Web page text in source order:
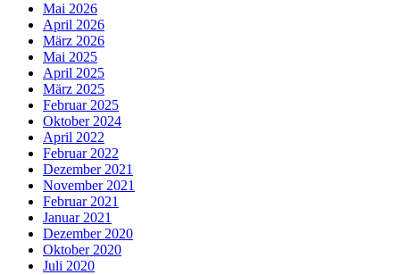
Mai 2026
April 2026
März 2026
Mai 2025
April 2025
März 2025
Februar 2025
Oktober 2024
April 2022
Februar 2022
Dezember 2021
November 2021
Februar 2021
Januar 2021
Dezember 2020
Oktober 2020
Juli 2020